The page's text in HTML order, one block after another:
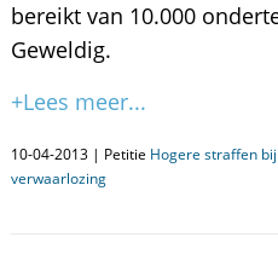
bereikt van 10.000
Geweldig.
+Lees meer...
10-04-2013 | Petitie Hogere straffen
verwaarlozing